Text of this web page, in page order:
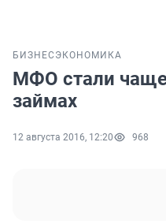
БИЗНЕС ЭКОНОМИКА
МФО стали
займах
12 августа 2016, 12:20 968